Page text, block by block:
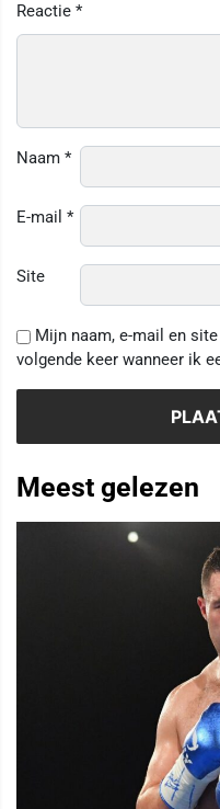
Reactie *
Naam *
E-mail *
Site
Mijn naam, e-mail en
volgende keer wanneer ik
Meest gelezen